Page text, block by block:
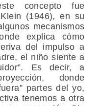
concepto fue
(1946), en su
mecanismos
explica cómo
del impulso a
el niño siente a
Es decir, a
donde
partes del yo,
tenemos a otra